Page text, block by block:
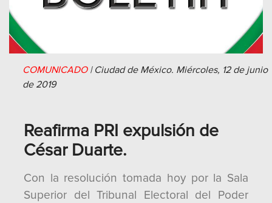
COMUNICADO| Ciudad de México. Miércoles, 12 de junio
de 2019
Reafirma PRI expulsión de
César Duarte.
Con la resolución tomada hoy por la Sala
Superior del Tribunal Electoral del Poder